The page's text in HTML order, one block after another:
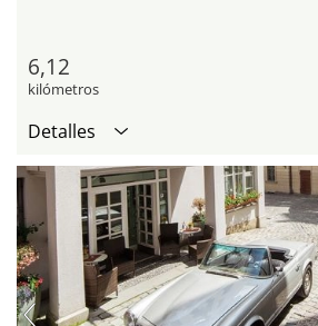
6,12
kilómetros
Detalles